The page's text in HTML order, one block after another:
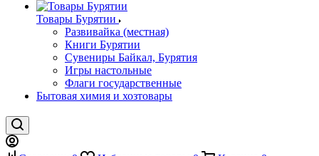
Товары Бурятии
Развивайка (местная)
Книги Бурятии
Сувениры Байкал, Бурятия
Игры настольные
Флаги государственные
Бытовая химия и хозтовары